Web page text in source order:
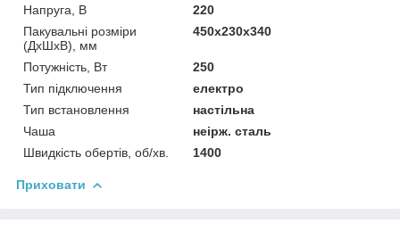
Напруга, В
220
Пакувальні розміри
(ДхШхВ), мм
450х230х340
Потужність, Вт
250
Тип підключення
електро
Тип встановлення
настільна
Чаша
неірж. сталь
Швидкість обертів, об/хв.
1400
Приховати